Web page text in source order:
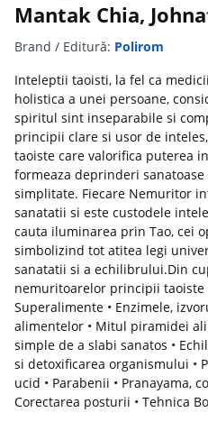
Mantak Chia,
Brand / Editură: Polirom
Inteleptii taoisti, la fel ca
holistica a unei persoane,
spiritul sint inseparabile si
principii clare si usor de
taoiste care valorifica puterea
formeaza deprinderi
simplitate. Fiecare Nemuritor
sanatatii si este custodele
cauta iluminarea prin Tao, cei
simbolizind tot atitea legi
sanatatii si a echilibrului.Din
nemuritoarelor principii taoiste
Superalimente • Enzimele,
alimentelor • Mitul piramidei
simple de a slabi sanatos •
si detoxificarea organismului •
ucid • Parabenii • Pranayama,
Corectarea posturii • Tehnica